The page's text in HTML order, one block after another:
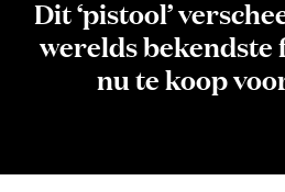
Dit ‘pistool’
werelds bekendste
nu te koop